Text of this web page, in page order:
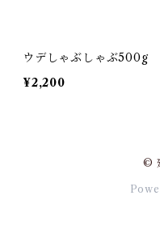
ウデしゃぶしゃぶ500g
¥2,200
©